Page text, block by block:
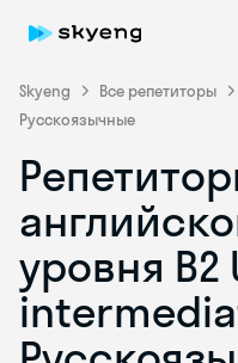
Skyeng Все репетиторы
Русскоязычные
уровня B2
Skyeng Chat